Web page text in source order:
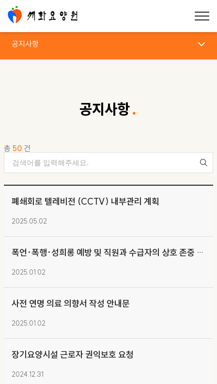
공지사항
공지사항
공지사항
총 50 건
폐쇄회로 텔레비전 (CCTV) 내부관리 계획
2025.05.02
폭언·폭행·성희롱 예방 및 직원과 수급자의 상호 존중 수칙 안내문
2025.01.02
사전 연명 의료 의향서 작성 안내문
2025.01.02
장기요양시설 근로자 권익보호 요청
2024.12.31